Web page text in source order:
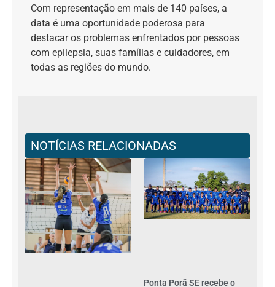
Com representação em mais de 140 países, a
data é uma oportunidade poderosa para
destacar os problemas enfrentados por pessoas
com epilepsia, suas famílias e cuidadores, em
todas as regiões do mundo.
NOTÍCIAS RELACIONADAS
Ponta Porã SE recebe o